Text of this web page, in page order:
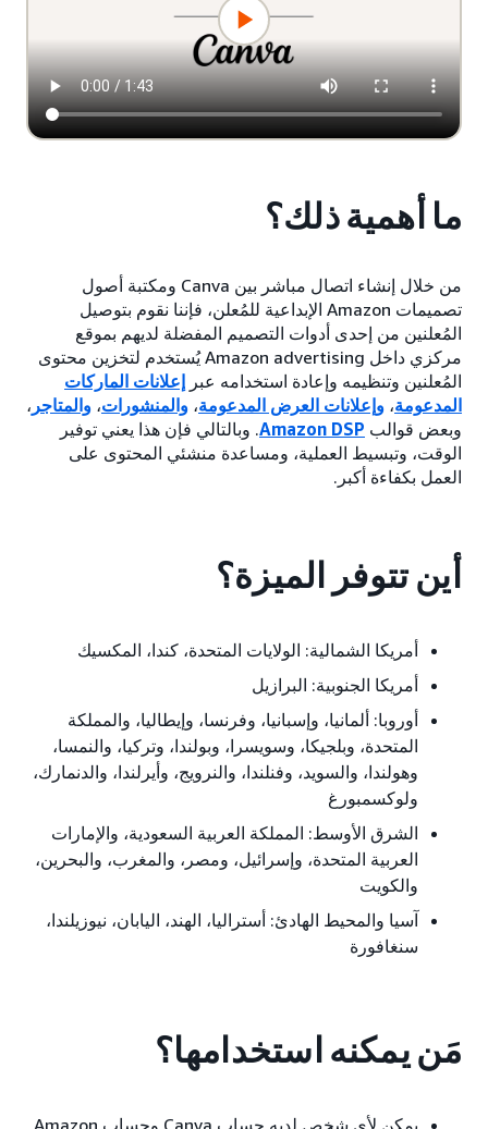
ما أهمية ذلك؟
من خلال إنشاء اتصال مباشر بين Canva ومكتبة أصول
تصميمات Amazon الإبداعية للمُعلن، فإننا نقوم بتوصيل
المُعلنين من إحدى أدوات التصميم المفضلة لديهم بموقع
مركزي داخل Amazon advertising يُستخدم لتخزين محتوى
المُعلنين وتنظيمه وإعادة استخدامه عبر إعلانات الماركات
المدعومة، وإعلانات العرض المدعومة، والمنشورات، والمتاجر ،
وبعض قوالب Amazon DSP. وبالتالي فإن هذا يعني توفير
الوقت، وتبسيط العملية، ومساعدة منشئي المحتوى على
العمل بكفاءة أكبر.
أين تتوفر الميزة؟
أمريكا الشمالية: الولايات المتحدة، كندا، المكسيك
أمريكا الجنوبية: البرازيل
أوروبا: ألمانيا، وإسبانيا، وفرنسا، وإيطاليا، والمملكة
المتحدة، وبلجيكا، وسويسرا، وبولندا، وتركيا، والنمسا،
وهولندا، والسويد، وفنلندا، والنرويج، وأيرلندا، والدنمارك،
ولوكسمبورغ
الشرق الأوسط: المملكة العربية السعودية، والإمارات
العربية المتحدة، وإسرائيل، ومصر، والمغرب، والبحرين،
والكويت
آسيا والمحيط الهادئ: أستراليا، الهند، اليابان، نيوزيلندا،
سنغافورة
مَن يمكنه استخدامها؟
يمكن لأي شخص لديه حساب Canva وحساب Amazon